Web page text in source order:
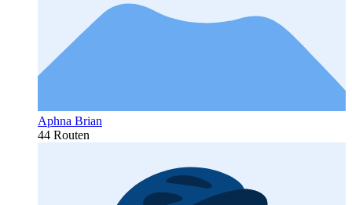
Aphna Brian
44 Routen